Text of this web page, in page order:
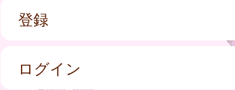
登録
ログイン